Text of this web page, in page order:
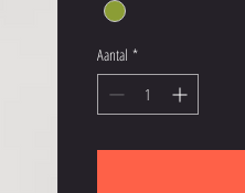
Aantal *